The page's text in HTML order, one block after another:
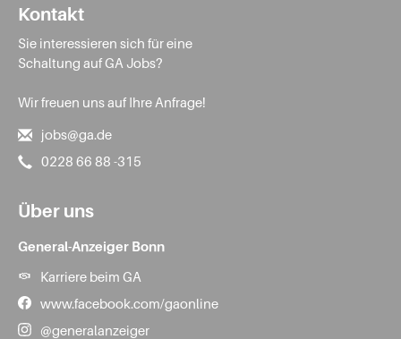
Kontakt
Sie interessieren sich für eine
Schaltung auf GA Jobs?
Wir freuen uns auf Ihre Anfrage!
jobs@ga.de
0228 66 88 -315
Über uns
General-Anzeiger Bonn
Karriere beim GA
www.facebook.com/gaonline
@generalanzeiger